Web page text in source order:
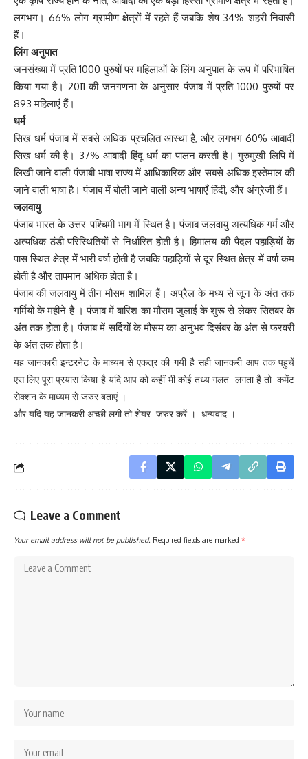
लगभग। 66% लोग ग्रामीण क्षेत्रों में रहते हैं जबकि शेष 34% शहरी निवासी
हैं।
लिंग अनुपात
जनसंख्या में प्रति 1000 पुरुषों पर महिलाओं के लिंग अनुपात के रूप में परिभाषित
किया गया है। 2011 की जनगणना के अनुसार पंजाब में प्रति 1000 पुरुषों पर
893 महिलाएं हैं।
धर्म
सिख धर्म पंजाब में सबसे अधिक प्रचलित आस्था है, और लगभग 60% आबादी
सिख धर्म की है। 37% आबादी हिंदू धर्म का पालन करती है। गुरुमुखी लिपि में
लिखी जाने वाली पंजाबी भाषा राज्य में आधिकारिक और सबसे अधिक इस्तेमाल की
जाने वाली भाषा है। पंजाब में बोली जाने वाली अन्य भाषाएँ हिंदी, और अंग्रेजी हैं।
जलवायु
पंजाब भारत के उत्तर-पश्चिमी भाग में स्थित है। पंजाब जलवायु अत्यधिक गर्म और
अत्यधिक ठंडी परिस्थितियों से निर्धारित होती है। हिमालय की पैदल पहाड़ियों के
पास स्थित क्षेत्र में भारी वर्षा होती है जबकि पहाड़ियों से दूर स्थित क्षेत्र में वर्षा कम
होती है और तापमान अधिक होता है।
पंजाब की जलवायु में तीन मौसम शामिल हैं। अप्रैल के मध्य से जून के अंत तक
गर्मियों के महीने हैं । पंजाब में बारिश का मौसम जुलाई के शुरू से लेकर सितंबर के
अंत तक होता है। पंजाब में सर्दियों के मौसम का अनुभव दिसंबर के अंत से फरवरी
के अंत तक होता है।
यह जानकारी इन्टरनेट के माध्यम से एकत्र की गयी है सही जानकरी आप तक पहुचें
एस लिए पूरा प्रयास किया है यदि आप को कहीं भी कोई तथ्य गलत लगता है तो कमेंट
सेक्शन के माध्यम से जरुर बताएं ।
और यदि यह जानकरी अच्छी लगी तो शेयर जरुर करें । धन्यवाद ।
Leave a Comment
Your email address will not be published. Required fields are marked *